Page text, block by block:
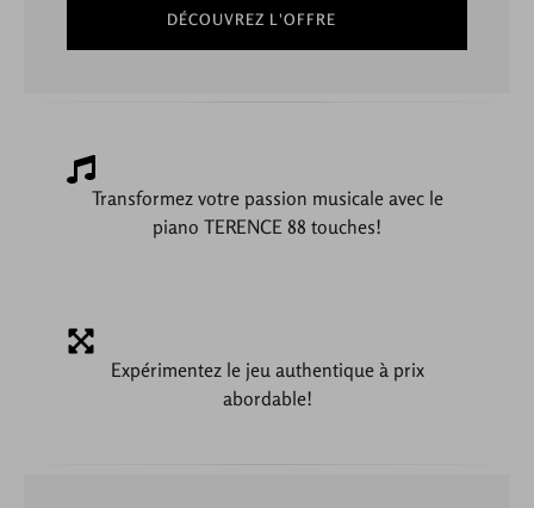
DÉCOUVREZ L'OFFRE
Transformez votre passion musicale avec le
piano TERENCE 88 touches!
Expérimentez le jeu authentique à prix
abordable!